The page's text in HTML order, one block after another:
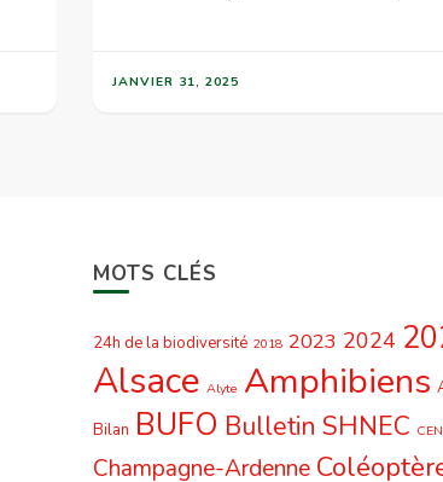
JANVIER 31, 2025
MOTS CLÉS
24h de la biodiversité 2018 2023 2024
Alsace Alyte Amphibiens
Bilan BUFO Bulletin SHNEC
Champagne-Ardenne